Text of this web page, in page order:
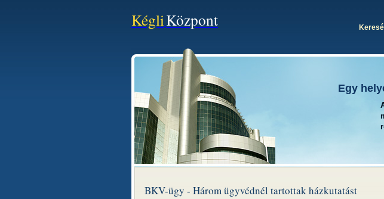
KégliKözpont
Egy
BKV-ügy - Három ügyvédnél tartottak házkutatást